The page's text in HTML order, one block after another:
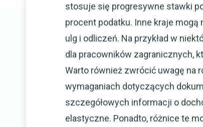
stosuje się progresywne stawki
procent podatku. Inne kraje
ulg i odliczeń. Na przykład w
dla pracowników zagranicznych,
Warto również zwrócić uwagę na
wymaganiach dotyczących
szczegółowych informacji o
elastyczne. Ponadto, różnice te